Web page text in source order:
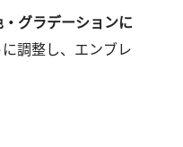
・グラデーションに
調整し、エンブレ